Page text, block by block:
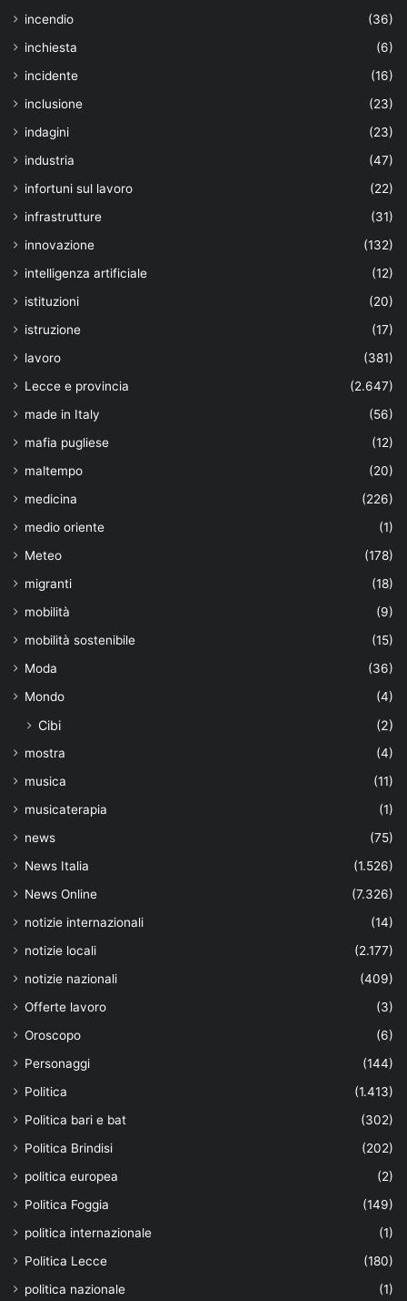
incendio
(36)
inchiesta
(6)
incidente
(16)
inclusione
(23)
indagini
(23)
industria
(47)
infortuni sul lavoro
(22)
infrastrutture
(31)
innovazione
(132)
intelligenza artificiale
(12)
istituzioni
(20)
istruzione
(17)
lavoro
(381)
Lecce e provincia
(2.647)
made in Italy
(56)
mafia pugliese
(12)
maltempo
(20)
medicina
(226)
medio oriente
(1)
Meteo
(178)
migranti
(18)
mobilità
(9)
mobilità sostenibile
(15)
Moda
(36)
Mondo
(4)
Cibi (2)
mostra
(4)
musica
(11)
musicaterapia
(1)
news
(75)
News Italia
(1.526)
News Online
(7.326)
notizie internazionali
(14)
notizie locali
(2.177)
notizie nazionali
(409)
Offerte lavoro
(3)
Oroscopo
(6)
Personaggi
(144)
Politica
(1.413)
Politica bari e bat
(302)
Politica Brindisi
(202)
politica europea
(2)
Politica Foggia
(149)
politica internazionale
(1)
Politica Lecce
(180)
politica nazionale
(1)